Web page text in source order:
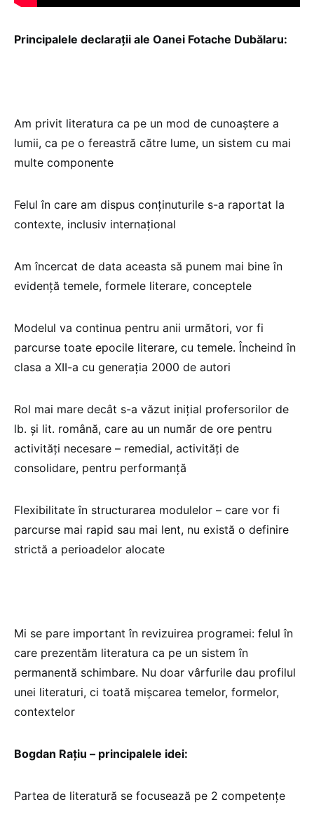
Principalele declarații ale Oanei Fotache Dubălaru:
Am privit literatura ca pe un mod de cunoaștere a
lumii, ca pe o fereastră către lume, un sistem cu mai
multe componente
Felul în care am dispus conținuturile s-a raportat la
contexte, inclusiv internațional
Am încercat de data aceasta să punem mai bine în
evidență temele, formele literare, conceptele
Modelul va continua pentru anii următori, vor fi
parcurse toate epocile literare, cu temele. Încheind în
clasa a XII-a cu generația 2000 de autori
Rol mai mare decât s-a văzut inițial profersorilor de
lb. și lit. română, care au un număr de ore pentru
activități necesare – remedial, activități de
consolidare, pentru performanță
Flexibilitate în structurarea modulelor – care vor fi
parcurse mai rapid sau mai lent, nu există o definire
strictă a perioadelor alocate
Mi se pare important în revizuirea programei: felul în
care prezentăm literatura ca pe un sistem în
permanentă schimbare. Nu doar vârfurile dau profilul
unei literaturi, ci toată mișcarea temelor, formelor,
contextelor
Bogdan Rațiu – principalele idei:
Partea de literatură se focusează pe 2 competențe